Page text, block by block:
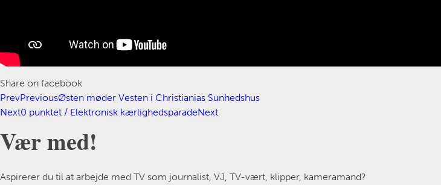
Share on facebook
PrevPreviousØsten møder Vesten i Christianias Sunhedshus
Next0 punktet / Elektronisk kærlighedsparadeNext
Vær med!
Aspirerer du til at arbejde med TV som journalist, VJ, TV-vært, klipper, kameramand?